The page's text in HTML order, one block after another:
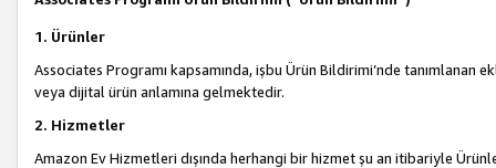
1. Ürünler
Associates Programı kapsamında, işbu Ürün Bildirimi’nde
veya dijital ürün anlamına gelmektedir.
2. Hizmetler
Amazon Ev Hizmetleri dışında herhangi bir hizmet şu an itibariyle